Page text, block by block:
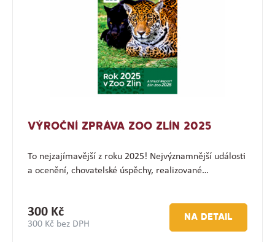
VÝROČNÍ ZPRÁVA ZOO ZLÍN 2025
To nejzajímavější z roku 2025! Nejvýznamnější události
a ocenění, chovatelské úspěchy, realizované…
300 Kč
300 Kč bez DPH
NA DETAIL